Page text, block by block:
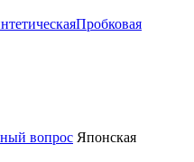
Пробковая
вопрос Японская